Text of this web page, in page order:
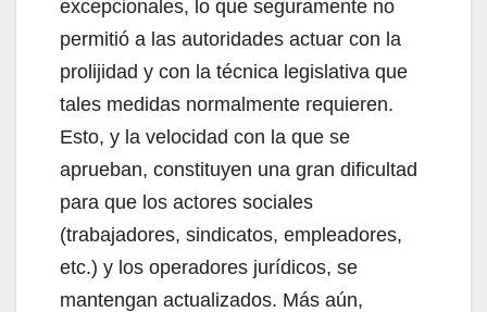
excepcionales, lo que seguramente no
permitió a las autoridades actuar con la
prolijidad y con la técnica legislativa que
tales medidas normalmente requieren.
Esto, y la velocidad con la que se
aprueban, constituyen una gran dificultad
para que los actores sociales
(trabajadores, sindicatos, empleadores,
etc.) y los operadores jurídicos, se
mantengan actualizados. Más aún,